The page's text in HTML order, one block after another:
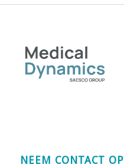
NEEM CONTACT OP